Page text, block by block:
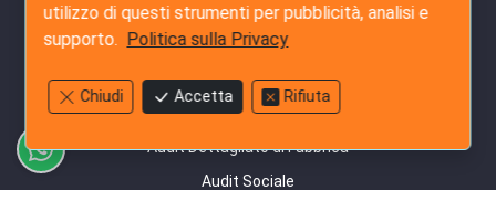
Servizio Amazon FBA
Servizi di Audit
Indagine sul Fornitore
Audit Dettagliato di Fabbrica
Audit Sociale
utilizzo di questi strumenti per pubblicità, analisi e
supporto. Politica sulla Privacy
Chiudi Accetta Rifiuta